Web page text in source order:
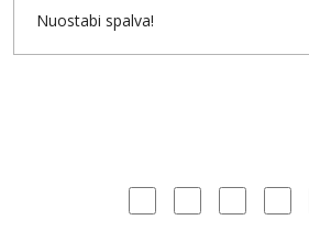
Nuostabi spalva!